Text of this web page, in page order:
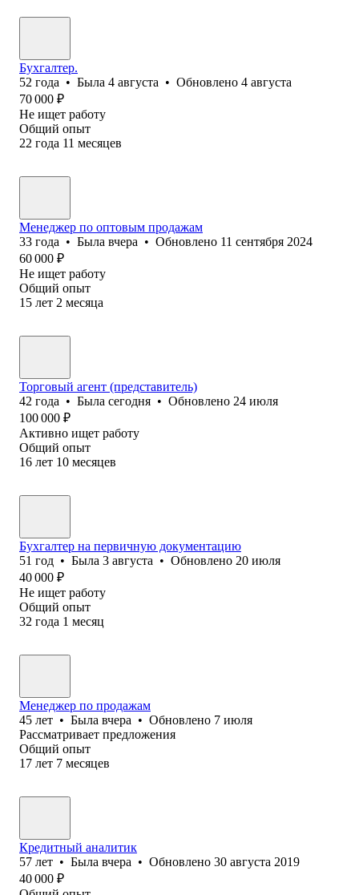
Бухгалтер.
52 года • Была 4 августа • Обновлено 4 августа
70 000 ₽
Не ищет работу
Общий опыт
22 года 11 месяцев
Менеджер по оптовым продажам
33 года • Была вчера • Обновлено 11 сентября 2024
60 000 ₽
Не ищет работу
Общий опыт
15 лет 2 месяца
Торговый агент (представитель)
42 года • Была сегодня • Обновлено 24 июля
100 000 ₽
Активно ищет работу
Общий опыт
16 лет 10 месяцев
Бухгалтер на первичную документацию
51 год • Была 3 августа • Обновлено 20 июля
40 000 ₽
Не ищет работу
Общий опыт
32 года 1 месяц
Менеджер по продажам
45 лет • Была вчера • Обновлено 7 июля
Рассматривает предложения
Общий опыт
17 лет 7 месяцев
Кредитный аналитик
57 лет • Была вчера • Обновлено 30 августа 2019
40 000 ₽